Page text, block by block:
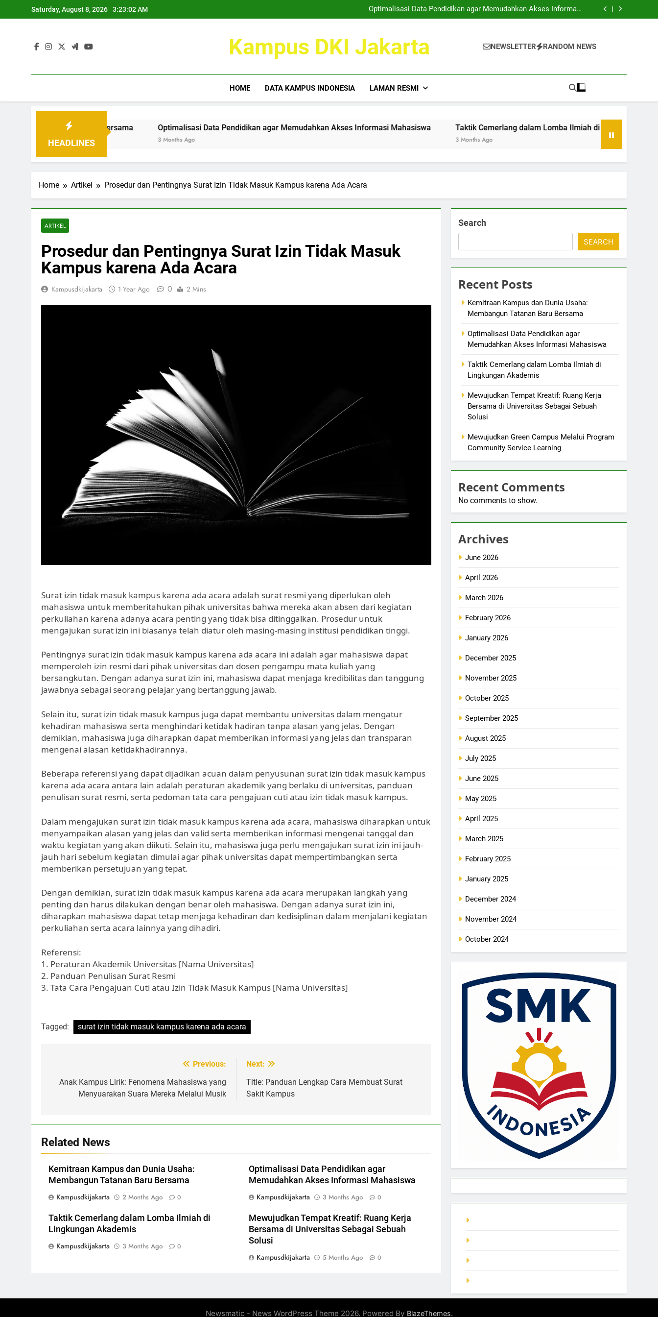
to
Saturday, August 8, 2026 3:23:03 AM
Optimalisasi Data Pendidikan agar Memudahkan Akses Informasi
Mahasiswa
Taktik Cemerlang dalam Lomba Ilmiah di Lingkungan Akademis
Optimalisasi Data Pendidikan agar Memudahkan Akses Informasi
Taktik Cemerlang dalam Lomba Ilmiah di Lingkungan Akademis
Kampus DKI Jakarta NEWSLETTER RANDOM NEWS
HOME DATA KAMPUS INDONESIA LAMAN RESMI
HEADLINES
Tatanan Baru Bersama Optimalisasi Data Pendidikan agar Memudahkan Akses Informasi Mahasiswa
3 Months Ago
Taktik Cemerlang dalam Lomba Ilmiah di Lingkungan Akademis
3 Months Ago
Home Artikel Prosedur dan Pentingnya Surat Izin Tidak Masuk Kampus karena Ada Acara
ARTIKEL
Prosedur dan Pentingnya Surat Izin Tidak Masuk
Kampus karena Ada Acara
Kampusdkijakarta 1 Year Ago 0 2 Mins
Surat izin tidak masuk kampus karena ada acara adalah surat resmi yang diperlukan oleh
mahasiswa untuk memberitahukan pihak universitas bahwa mereka akan absen dari kegiatan
perkuliahan karena adanya acara penting yang tidak bisa ditinggalkan. Prosedur untuk
mengajukan surat izin ini biasanya telah diatur oleh masing-masing institusi pendidikan tinggi.
Pentingnya surat izin tidak masuk kampus karena ada acara ini adalah agar mahasiswa dapat
memperoleh izin resmi dari pihak universitas dan dosen pengampu mata kuliah yang
bersangkutan. Dengan adanya surat izin ini, mahasiswa dapat menjaga kredibilitas dan tanggung
jawabnya sebagai seorang pelajar yang bertanggung jawab.
Selain itu, surat izin tidak masuk kampus juga dapat membantu universitas dalam mengatur
kehadiran mahasiswa serta menghindari ketidak hadiran tanpa alasan yang jelas. Dengan
demikian, mahasiswa juga diharapkan dapat memberikan informasi yang jelas dan transparan
mengenai alasan ketidakhadirannya.
Beberapa referensi yang dapat dijadikan acuan dalam penyusunan surat izin tidak masuk kampus
karena ada acara antara lain adalah peraturan akademik yang berlaku di universitas, panduan
penulisan surat resmi, serta pedoman tata cara pengajuan cuti atau izin tidak masuk kampus.
Dalam mengajukan surat izin tidak masuk kampus karena ada acara, mahasiswa diharapkan untuk
menyampaikan alasan yang jelas dan valid serta memberikan informasi mengenai tanggal dan
waktu kegiatan yang akan diikuti. Selain itu, mahasiswa juga perlu mengajukan surat izin ini jauh-
jauh hari sebelum kegiatan dimulai agar pihak universitas dapat mempertimbangkan serta
memberikan persetujuan yang tepat.
Dengan demikian, surat izin tidak masuk kampus karena ada acara merupakan langkah yang
penting dan harus dilakukan dengan benar oleh mahasiswa. Dengan adanya surat izin ini,
diharapkan mahasiswa dapat tetap menjaga kehadiran dan kedisiplinan dalam menjalani kegiatan
perkuliahan serta acara lainnya yang dihadiri.
Referensi:
1. Peraturan Akademik Universitas [Nama Universitas]
2. Panduan Penulisan Surat Resmi
3. Tata Cara Pengajuan Cuti atau Izin Tidak Masuk Kampus [Nama Universitas]
Tagged: surat izin tidak masuk kampus karena ada acara
navigation
Previous:
Anak Kampus Lirik: Fenomena Mahasiswa yang
Menyuarakan Suara Mereka Melalui Musik
Next:
Title: Panduan Lengkap Cara Membuat Surat
Sakit Kampus
Related News
Kemitraan Kampus dan Dunia Usaha:
Membangun Tatanan Baru Bersama
Kampusdkijakarta
2 Months Ago 0
Optimalisasi Data Pendidikan agar
Memudahkan Akses Informasi Mahasiswa
Kampusdkijakarta
3 Months Ago 0
Taktik Cemerlang dalam Lomba Ilmiah di
Lingkungan Akademis
Kampusdkijakarta
3 Months Ago 0
Mewujudkan Tempat Kreatif: Ruang Kerja
Bersama di Universitas Sebagai Sebuah
Solusi
Kampusdkijakarta
5 Months Ago 0
Search
SEARCH
Recent Posts
Kemitraan Kampus dan Dunia Usaha:
Membangun Tatanan Baru Bersama
Optimalisasi Data Pendidikan agar
Memudahkan Akses Informasi Mahasiswa
Taktik Cemerlang dalam Lomba Ilmiah di
Lingkungan Akademis
Mewujudkan Tempat Kreatif: Ruang Kerja
Bersama di Universitas Sebagai Sebuah
Solusi
Mewujudkan Green Campus Melalui Program
Community Service Learning
Recent Comments
No comments to show.
Archives
June 2026
April 2026
March 2026
February 2026
January 2026
December 2025
November 2025
October 2025
September 2025
August 2025
July 2025
June 2025
May 2025
April 2025
March 2025
February 2025
January 2025
December 2024
November 2024
October 2024
Newsmatic - News WordPress Theme 2026. Powered By BlazeThemes.